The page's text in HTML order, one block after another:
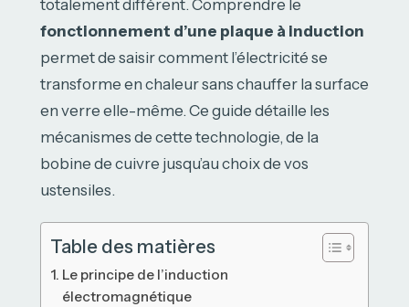
totalement différent. Comprendre le
fonctionnement d’une plaque à induction
permet de saisir comment l’électricité se
transforme en chaleur sans chauffer la surface
en verre elle-même. Ce guide détaille les
mécanismes de cette technologie, de la
bobine de cuivre jusqu’au choix de vos
ustensiles.
Table des matières
Le principe de l’induction
électromagnétique